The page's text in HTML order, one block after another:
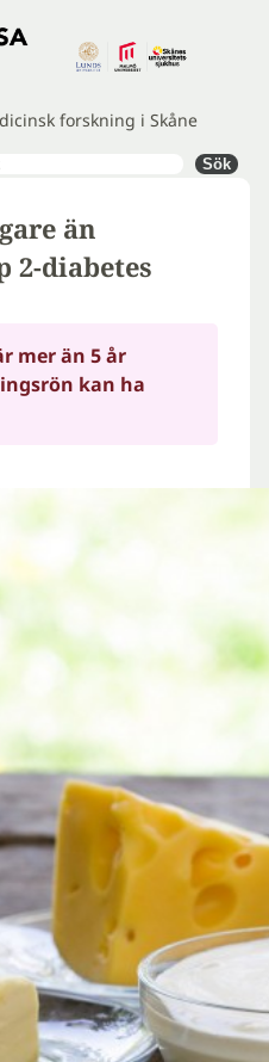
forskning i Skåne
Sök
än
2-diabetes
mer än 5 år
kan ha